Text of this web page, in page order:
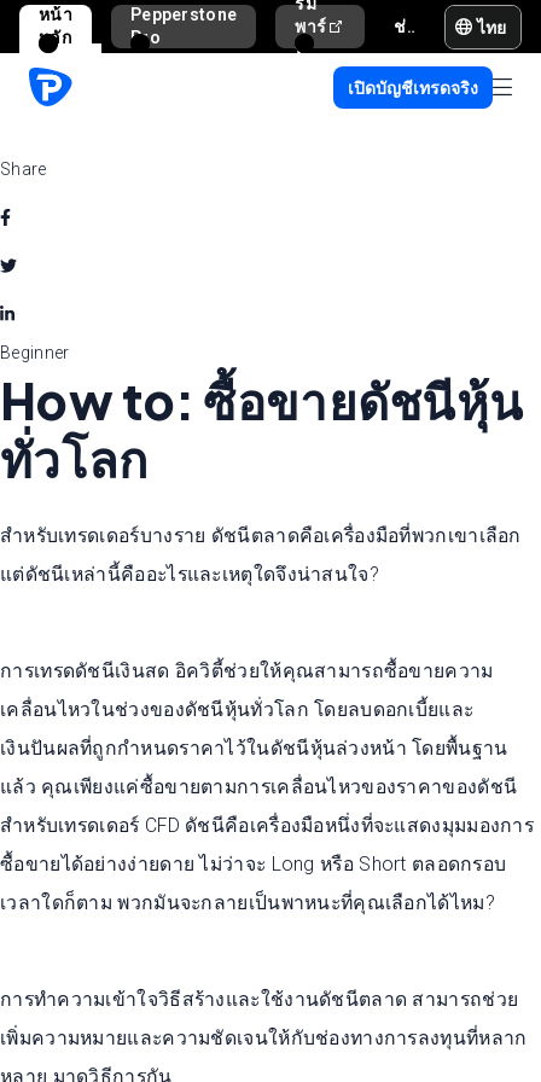
หน้า
หลัก
Pepperstone
Pro
พาร์
ท
ช่วยเหลือและสนับสนุน ไทย
เปิดบัญชีเทรดจริง
Share
Beginner
How to: ซื้อขายดัชนีหุ้น
ทั่วโลก
สำหรับเทรดเดอร์บางราย ดัชนีตลาดคือเครื่องมือที่พวกเขาเลือก
แต่ดัชนีเหล่านี้คืออะไรและเหตุใดจึงน่าสนใจ?
การเทรดดัชนีเงินสด อิควิตี้ช่วยให้คุณสามารถซื้อขายความ
เคลื่อนไหวในช่วงของดัชนีหุ้นทั่วโลก โดยลบดอกเบี้ยและ
เงินปันผลที่ถูกกำหนดราคาไว้ในดัชนีหุ้นล่วงหน้า โดยพื้นฐาน
แล้ว คุณเพียงแค่ซื้อขายตามการเคลื่อนไหวของราคาของดัชนี
สำหรับเทรดเดอร์ CFD ดัชนีคือเครื่องมือหนึ่งที่จะแสดงมุมมองการ
ซื้อขายได้อย่างง่ายดาย ไม่ว่าจะ Long หรือ Short ตลอดกรอบ
เวลาใดก็ตาม พวกมันจะกลายเป็นพาหนะที่คุณเลือกได้ไหม?
การทำความเข้าใจวิธีสร้างและใช้งานดัชนีตลาด สามารถช่วย
เพิ่มความหมายและความชัดเจนให้กับช่องทางการลงทุนที่หลาก
หลาย มาดูวิธีการกัน